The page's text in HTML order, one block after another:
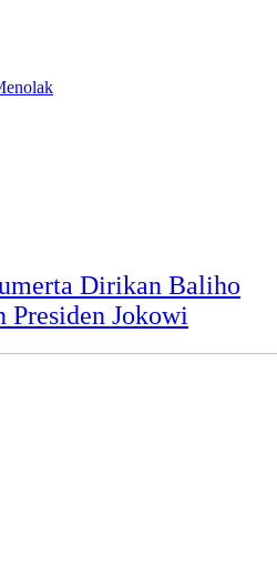
Dirikan Baliho
Presiden Jokowi